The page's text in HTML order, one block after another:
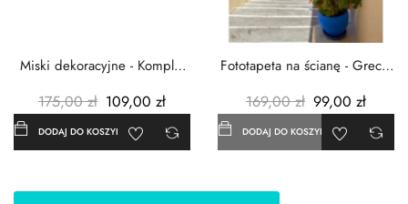
Miski dekoracyjne - Komplet
175,00 zł 109,00 zł
DODAJ DO KOSZYKA
Fototapeta na ścianę - Grecja
169,00 zł 99,00 zł
DODAJ DO KOSZYKA